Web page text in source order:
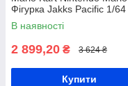
Фігурка Jakks Pacific 1/64
В наявності
2 899,20 ₴ 3 624 ₴
Купити